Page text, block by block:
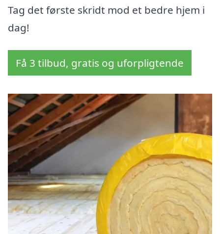
Tag det første skridt mod et bedre hjem i
dag!
Få 3 tilbud, gratis og uforpligtende